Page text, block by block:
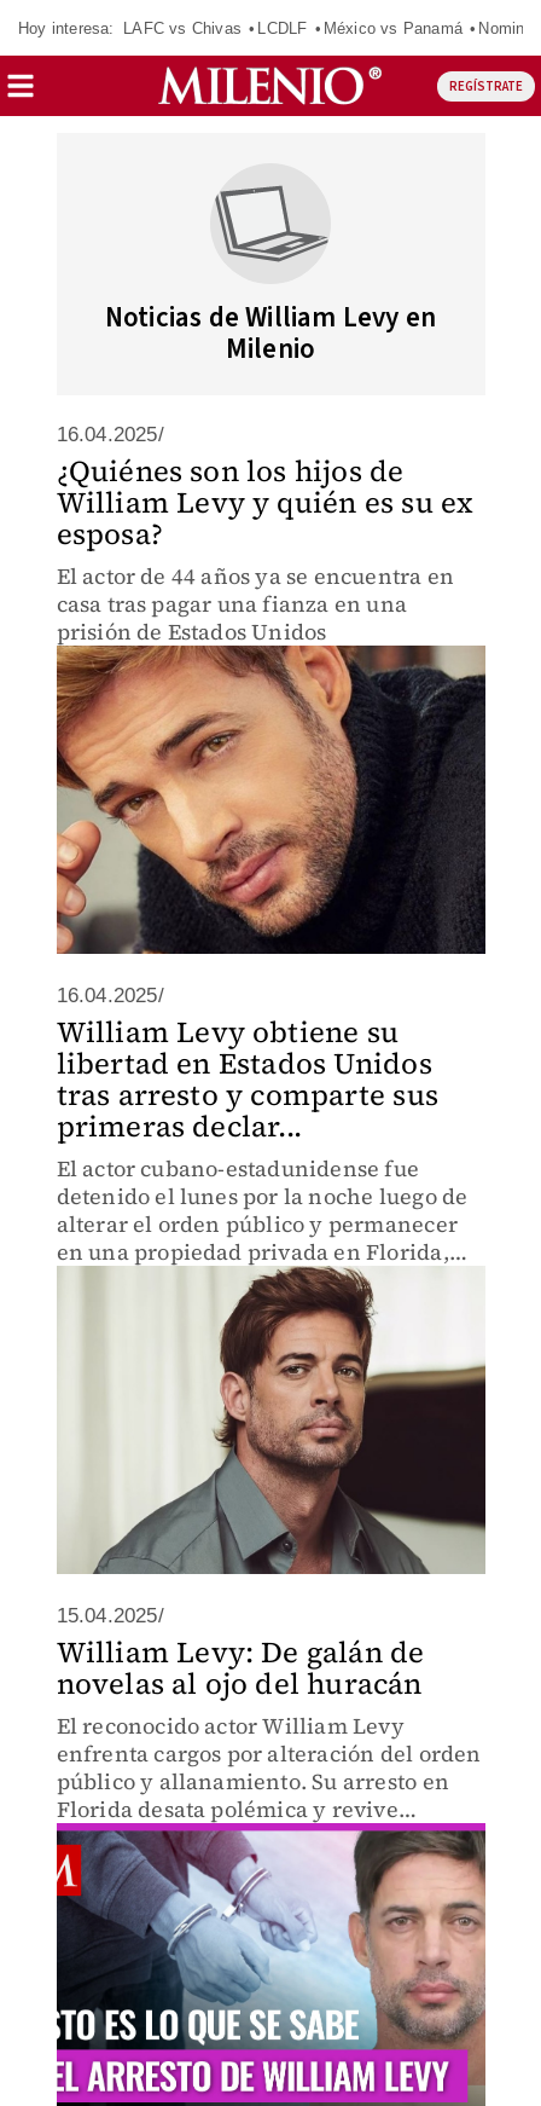
Hoy interesa: LAFC vs Chivas LCDLF México vs Panamá
REGÍSTRATE
Noticias de William Levy en
Milenio
16.04.2025/
¿Quiénes son los hijos de
William Levy y quién es su ex
esposa?
El actor de 44 años ya se encuentra en
casa tras pagar una fianza en una
prisión de Estados Unidos
16.04.2025/
William Levy obtiene su
libertad en Estados Unidos
tras arresto y comparte sus
primeras declar...
El actor cubano-estadunidense fue
detenido el lunes por la noche luego de
alterar el orden público y permanecer
en una propiedad privada en Florida,
15.04.2025/
William Levy: De galán de
novelas al ojo del huracán
El reconocido actor William Levy
enfrenta cargos por alteración del orden
público y allanamiento. Su arresto en
Florida desata polémica y revive
antiguos conflictos familiares.